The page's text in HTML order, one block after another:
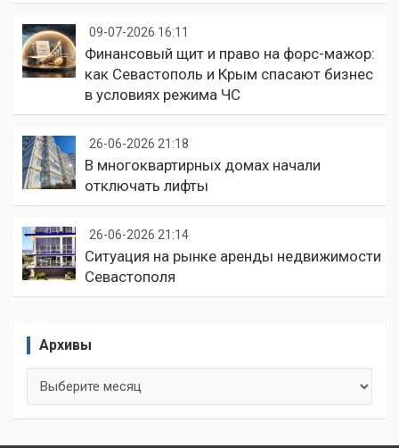
09-07-2026 16:11
Финансовый щит и право на форс-мажор:
как Севастополь и Крым спасают бизнес
в условиях режима ЧС
26-06-2026 21:18
В многоквартирных домах начали
отключать лифты
26-06-2026 21:14
Ситуация на рынке аренды недвижимости
Севастополя
Архивы